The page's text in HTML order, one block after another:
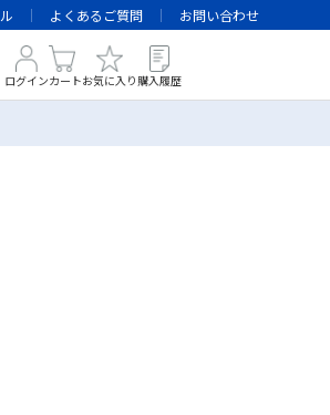
よくあるご質問 お問い合わせ
ログインカートお気に入り 購入履歴